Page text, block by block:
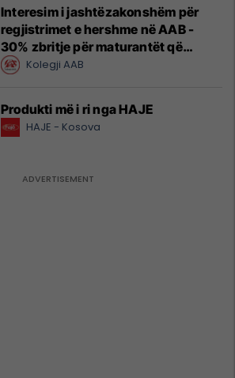
Interesim i jashtëzakonshëm për
regjistrimet e hershme në AAB -
30% zbritje për maturantët që
regjistrohen tani
Kolegji AAB
Produkti më i ri nga HAJE
HAJE - Kosova